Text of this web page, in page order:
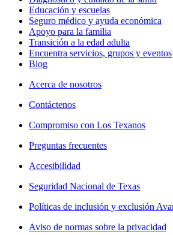
Educación y escuelas
Seguro médico y ayuda económica
Apoyo para la familia
Transición a la edad adulta
Encuentra servicios, grupos y eventos
Blog
Acerca de nosotros
Contáctenos
Compromiso con Los Texanos
Preguntas frecuentes
Accesibilidad
Seguridad Nacional de Texas
Políticas de inclusión y exclusión
Aviso de normas sobre la privacidad